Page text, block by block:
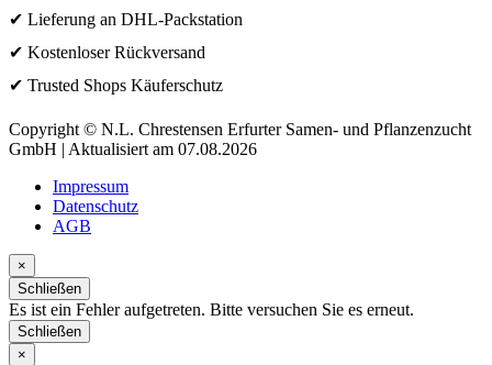
✔ Lieferung an DHL-Packstation
✔ Kostenloser Rückversand
✔ Trusted Shops Käuferschutz
Copyright © N.L. Chrestensen Erfurter Samen- und Pflanzenzucht
GmbH | Aktualisiert am 07.08.2026
Impressum
Datenschutz
AGB
×
Schließen
Es ist ein Fehler aufgetreten. Bitte versuchen Sie es erneut.
Schließen
×